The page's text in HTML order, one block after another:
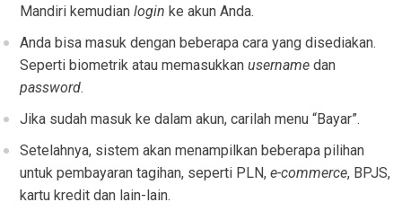
Mandiri kemudianloginke akun Anda.
Anda bisa masuk dengan beberapa cara yang disediakan.
Seperti biometrik atau memasukkanusername dan
password.
Jika sudah masuk ke dalam akun, carilah menu “Bayar”.
Setelahnya, sistem akan menampilkan beberapa pilihan
untuk pembayaran tagihan, seperti PLN,e-commerce, BPJS,
kartu kredit dan lain-lain.